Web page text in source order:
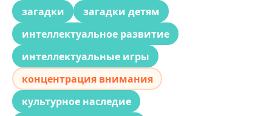
загадки
загадки детям
интеллектуальное развитие
интеллектуальные игры
концентрация внимания
культурное наследие